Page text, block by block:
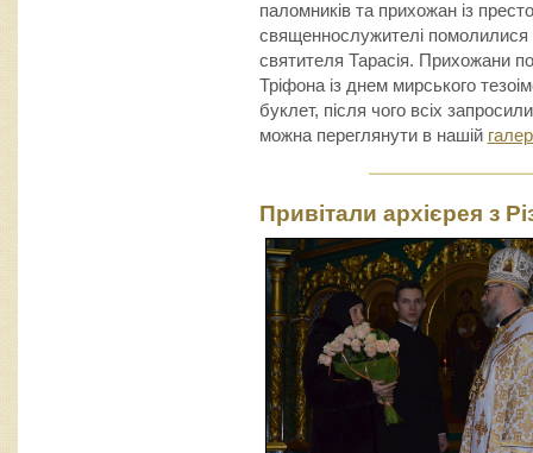
паломників та прихожан із
священнослужителі
святителя Тарасія. Прихожани
Тріфона із днем мирського
буклет, після чого всіх
можна переглянути в нашій
Привітали архієрея з